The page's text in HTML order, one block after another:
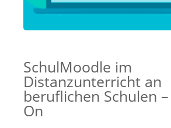
SchulMoodle im
Distanzunterricht an
beruflichen Schulen
On